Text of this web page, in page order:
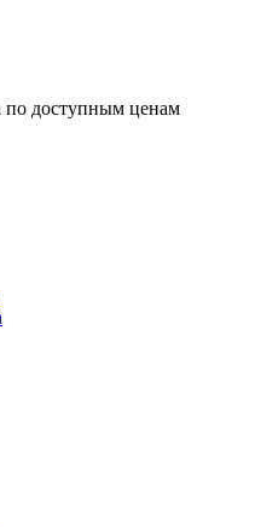
по доступным ценам